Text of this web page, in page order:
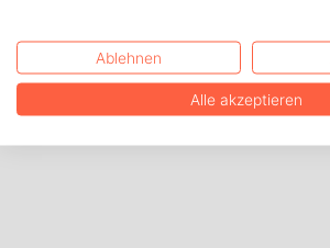
Ablehnen
Alle akzeptieren